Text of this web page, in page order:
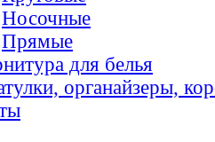
Носочные
Прямые
для белья
органайзеры,